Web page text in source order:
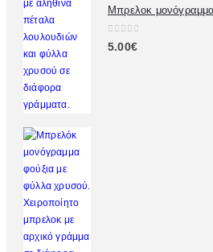
€
0
2
ι
0 out of 5
5.00€